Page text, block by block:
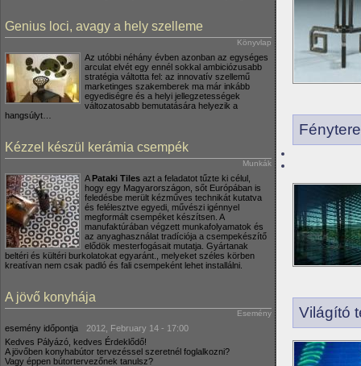
Genius loci, avagy a hely szelleme
Könyvlap
Az utóbbi néhány évben azonban az egységes
arculat elvét egy ennél sokkal ambiciózusabb
stratégia váltotta fel: az innovatív szellemű
marketinges szakemberek ma már inkább
egyediségre és a helyi jellegzetességek
változatosabb bemutatására helyezik a
hangsúlyt…
Kézzel készül kerámia csempék
Munkák
APataki Tiles azt a feladatot tűzte ki célul,
hogy egy Magyarországon, sőt Európában is
feledésbe merült kézműves technikát kutatva
és felélesztve egyedi, művészi igénnyel
megformált csempéket készítsen. A
manufaktúrában végzett munkafolyamatok és
az anyaghasználat tradíciója a csempekészítő
elődök mesterfogásait mutatja. Gyártanak
beltéri és kültéri burkolatokat egyaránt., melyeket széles körben
kreatívan nem csak padló és fali csempeként lehet installálni.
A jövő konyhája
Esemény
esemény időpontja
2012, February 14 - 17:00
Kedves Pályázó, kedves Érdeklődő!
A jövőben konyhabútor tervezéssel szeretnél foglalkozni?
Vagy éppen bútortervezőnek tanulsz?
Világító